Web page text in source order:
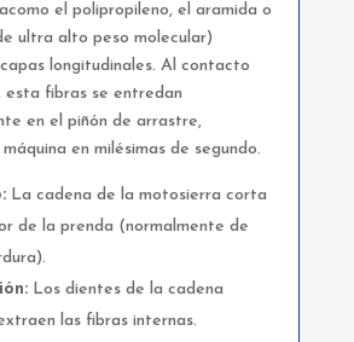
el polipropileno, el aramida o
ultra alto peso molecular)
longitudinales. Al contacto
esta fibras se entredan
en el piñón de arrastre,
en milésimas de segundo.
La cadena de la motosierra corta
de la prenda (normalmente de
Los dientes de la cadena
las fibras internas.